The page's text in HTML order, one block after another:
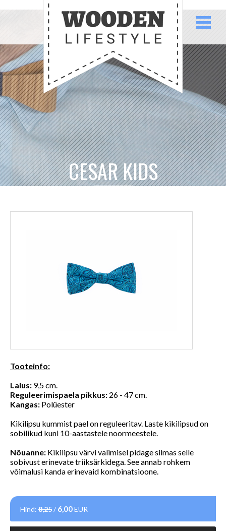
CESAR KIDS
Tooteinfo:
Laius: 9,5 cm.
Reguleerimispaela pikkus: 26 - 47 cm.
Kangas: Polüester
Kikilipsu kummist pael on reguleeritav. Laste kikilipsud on
sobilikud kuni 10-aastastele noormeestele.
Nõuanne: Kikilipsu värvi valimisel pidage silmas selle
sobivust erinevate triiksärkidega. See annab rohkem
võimalusi kanda erinevaid kombinatsioone.
Hind: 8,25/ 6,00EUR